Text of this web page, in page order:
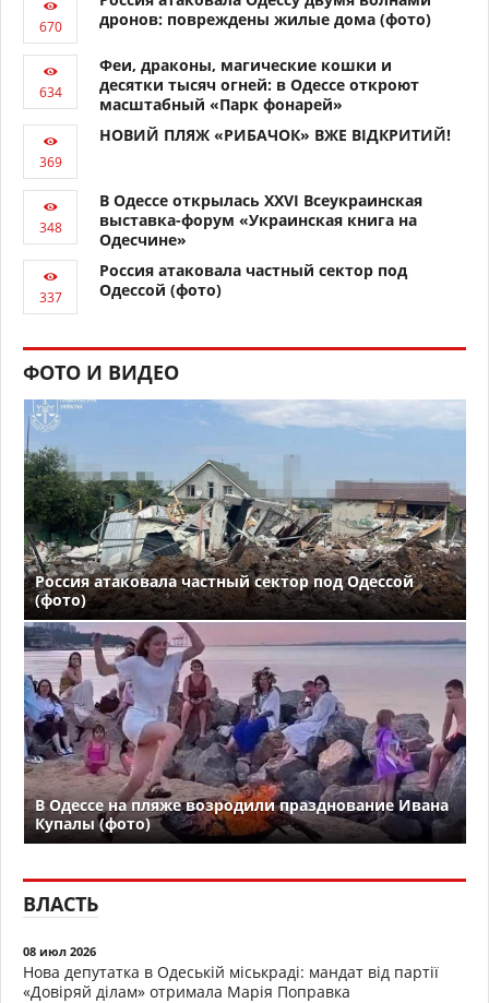
дронов: повреждены жилые дома (фото)
Феи, драконы, магические кошки и
десятки тысяч огней: в Одессе откроют
масштабный «Парк фонарей»
НОВИЙ ПЛЯЖ «РИБАЧОК» ВЖЕ ВІДКРИТИЙ!
В Одессе открылась XXVI Всеукраинская
выставка-форум «Украинская книга на
Одесчине»
Россия атаковала частный сектор под
Одессой (фото)
ФОТО И ВИДЕО
Россия атаковала частный сектор под Одессой
(фото)
В Одессе на пляже возродили празднование Ивана
Купалы (фото)
ВЛАСТЬ
08 июл 2026
Нова депутатка в Одеській міськраді: мандат від партії
«Довіряй ділам» отримала Марія Поправка